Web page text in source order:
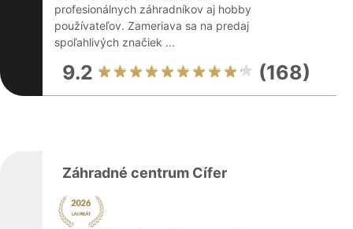
profesionálnych záhradníkov aj hobby
používateľov. Zameriava sa na predaj
spoľahlivých značiek ...
9.2 (168)
Záhradné centrum Cífer